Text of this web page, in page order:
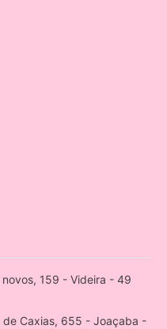
159 - Videira - 49
de Caxias, 655 - Joaçaba -